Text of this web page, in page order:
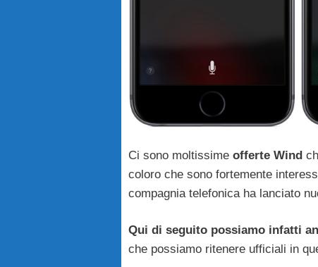
Ci sono moltissime offerte Wind
coloro che sono fortemente
compagnia telefonica ha lanciato
Qui di seguito possiamo infatti
che possiamo ritenere ufficiali in